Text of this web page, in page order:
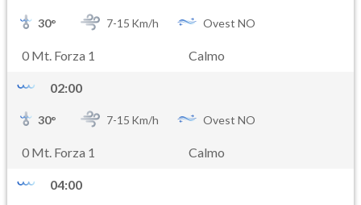
30° 7-15 Km/h Ovest NO
0 Mt. Forza 1 Calmo
02:00
30° 7-15 Km/h Ovest NO
0 Mt. Forza 1 Calmo
04:00